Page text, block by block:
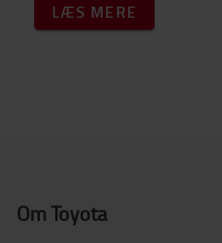
LÆS MERE
Om Toyota